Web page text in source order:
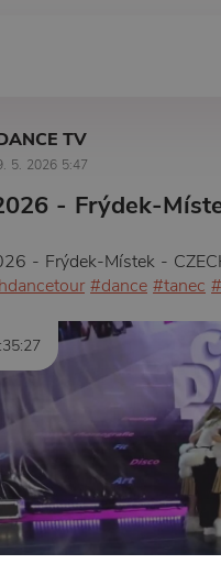
TV
5. 2026 5:47
- Frýdek-
- Frýdek-Místek -
#dance #tanec